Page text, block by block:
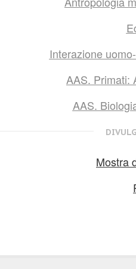
Interazione
AAS. Primati:
AAS.
Mostra